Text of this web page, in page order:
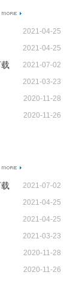
2021-04-25
2021-04-25
2021-07-02
2021-03-23
2020-11-28
2020-11-26
2021-07-02
2021-04-25
2021-04-25
2021-03-23
2020-11-28
2020-11-26